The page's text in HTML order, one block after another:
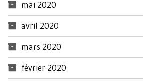
mai 2020
avril 2020
mars 2020
février 2020